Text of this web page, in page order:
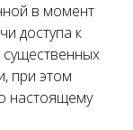
в момент
доступа к
существенных
при этом
настоящему